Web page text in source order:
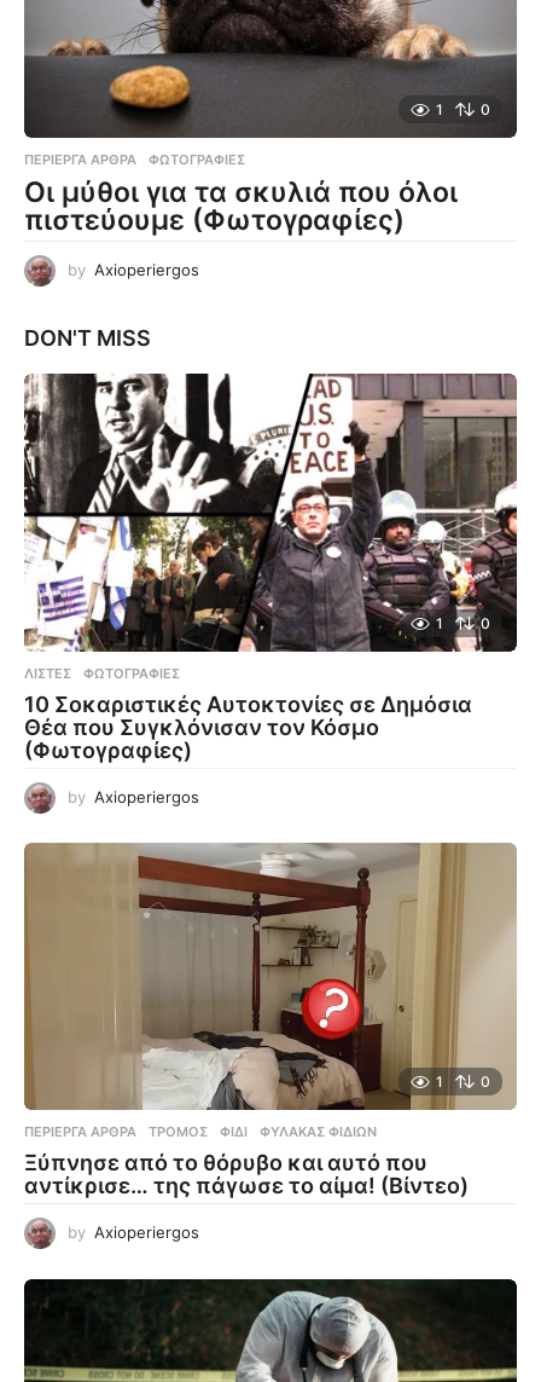
1 0
ΠΕΡΊΕΡΓΑ ΆΡΘΡΑ ,ΦΩΤΟΓΡΑΦΊΕΣ
Οι μύθοι για τα σκυλιά που όλοι
πιστεύουμε (Φωτογραφίες)
by Axioperiergos
DON'T MISS
1 0
ΛΊΣΤΕΣ ,ΦΩΤΟΓΡΑΦΊΕΣ
10 Σοκαριστικές Αυτοκτονίες σε Δημόσια
Θέα που Συγκλόνισαν τον Κόσμο
(Φωτογραφίες)
by Axioperiergos
1 0
ΠΕΡΊΕΡΓΑ ΆΡΘΡΑ ΤΡΌΜΟΣ ,ΦΊΔΙ ,ΦΎΛΑΚΑΣ ΦΙΔΙΏΝ
Ξύπνησε από το θόρυβο και αυτό που
αντίκρισε… της πάγωσε το αίμα! (Βίντεο)
by Axioperiergos